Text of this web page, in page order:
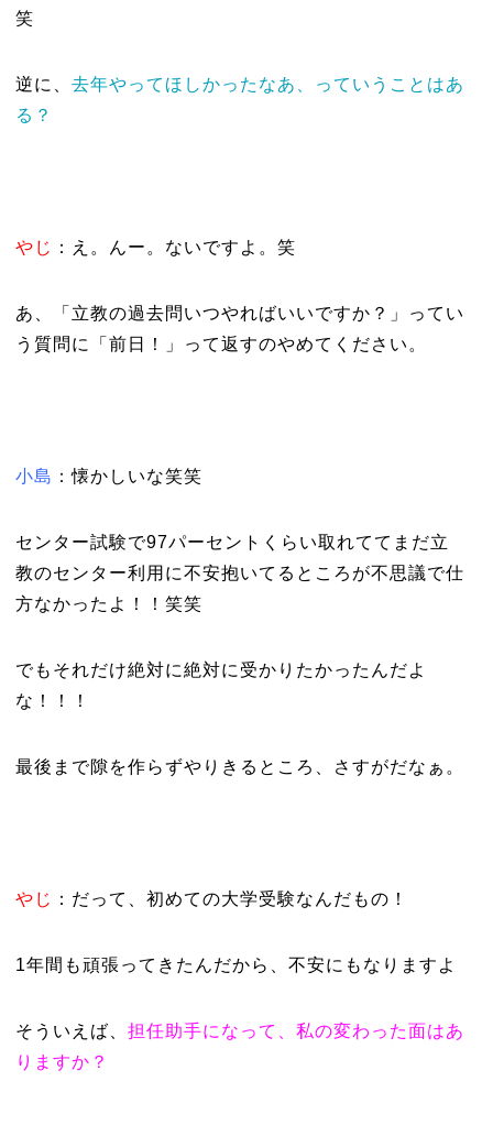
笑
逆に、 去年やってほしかったなあ、っていうことはあ
る？
やじ ：え。んー。ないですよ。笑
あ、「立教の過去問いつやればいいですか？」ってい
う質問に「前日！」って返すのやめてください。
小島 ：懐かしいな笑笑
センター試験で97パーセントくらい取れててまだ立
教のセンター利用に不安抱いてるところが不思議で仕
方なかったよ！！笑笑
でもそれだけ絶対に絶対に受かりたかったんだよ
な！！！
最後まで隙を作らずやりきるところ、さすがだなぁ。
やじ ：だって、初めての大学受験なんだもの！
1年間も頑張ってきたんだから、不安にもなりますよ
そういえば、 担任助手になって、私の変わった面はあ
りますか？